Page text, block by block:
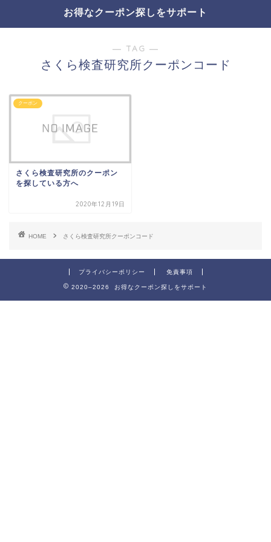
お得なクーポン探しをサポート
― TAG ―
さくら検査研究所クーポンコード
クーポン
さくら検査研究所のクーポン
を探している方へ
2020年12月19日
HOME さくら検査研究所クーポンコード
プライバシーポリシー 免責事項
2020–2026 お得なクーポン探しをサポート